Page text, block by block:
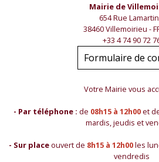
Mairie de
654 Rue
38460 Villemoirieu -
+33 4 74 90 72
Formulaire de
Votre Mairie vous
- Par téléphone : de 08h15 à 12h00et
mardis, jeudis et
- Sur placeouvert de 8h15 à 12h00les
vendredis